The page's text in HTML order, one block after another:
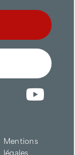
Mentions
légales
agence